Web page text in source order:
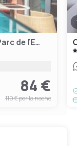
Clarion Aparthotel Toulouse Le Parc de l’Escale
84 €
110 €por la noche